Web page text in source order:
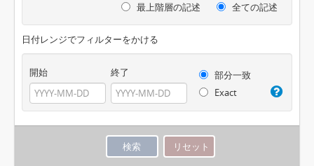
最上階層の記述 全ての記述
日付レンジでフィルターをかける
開始 終了
部分一致
Exact